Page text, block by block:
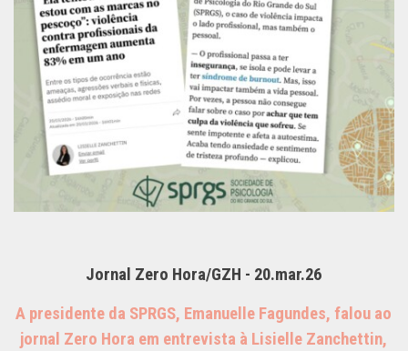
Jornal Zero Hora/GZH - 20.mar.26
A presidente da SPRGS, Emanuelle Fagundes, falou ao
jornal Zero Hora em entrevista à Lisielle Zanchettin,